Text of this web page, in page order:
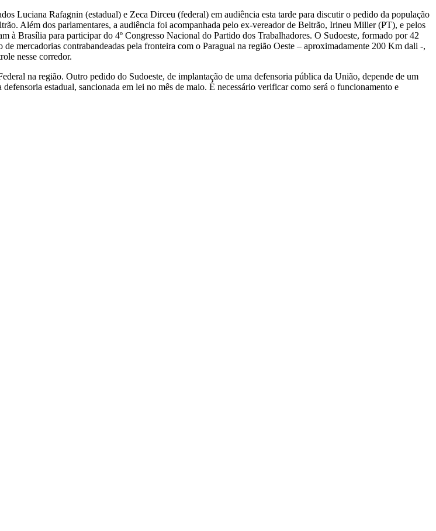
Luciana Rafagnin (estadual) e Zeca Dirceu (federal) em audiência esta tarde para discutir o pedido da população
Além dos parlamentares, a audiência foi acompanhada pelo ex-vereador de Beltrão, Irineu Miller (PT), e pelos
Brasília para participar do 4º Congresso Nacional do Partido dos Trabalhadores. O Sudoeste, formado por 42
mercadorias contrabandeadas pela fronteira com o Paraguai na região Oeste – aproximadamente 200 Km dali -,
nesse corredor.
na região. Outro pedido do Sudoeste, de implantação de uma defensoria pública da União, depende de um
estadual, sancionada em lei no mês de maio. É necessário verificar como será o funcionamento e